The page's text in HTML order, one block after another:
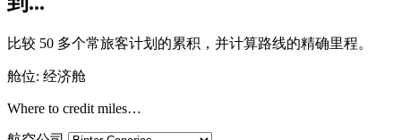
比较 50 多个常旅客计划的累积，并计算路线的精确里程。
舱位: 经济舱
Where to credit miles…